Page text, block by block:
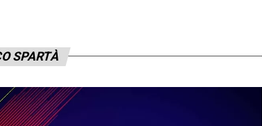
SPARTÀ